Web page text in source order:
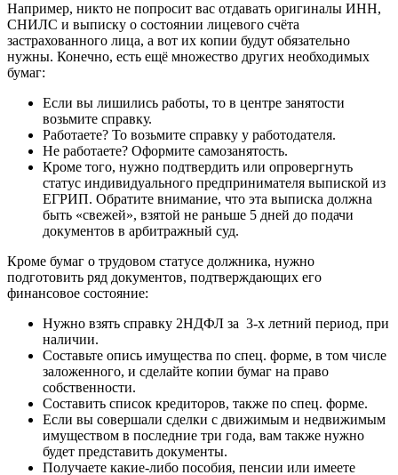
Например, никто не попросит вас отдавать оригиналы ИНН,
СНИЛС и выписку о состоянии лицевого счёта
застрахованного лица, а вот их копии будут обязательно
нужны. Конечно, есть ещё множество других необходимых
бумаг:
Если вы лишились работы, то в центре занятости
возьмите справку.
Работаете? То возьмите справку у работодателя.
Не работаете? Оформите самозанятость.
Кроме того, нужно подтвердить или опровергнуть
статус индивидуального предпринимателя выпиской из
ЕГРИП. Обратите внимание, что эта выписка должна
быть «свежей», взятой не раньше 5 дней до подачи
документов в арбитражный суд.
Кроме бумаг о трудовом статусе должника, нужно
подготовить ряд документов, подтверждающих его
финансовое состояние:
Нужно взять справку 2НДФЛ за 3-х летний период, при
наличии.
Составьте опись имущества по спец. форме, в том числе
заложенного, и сделайте копии бумаг на право
собственности.
Составить список кредиторов, также по спец. форме.
Если вы совершали сделки с движимым и недвижимым
имуществом в последние три года, вам также нужно
будет представить документы.
Получаете какие-либо пособия, пенсии или имеете